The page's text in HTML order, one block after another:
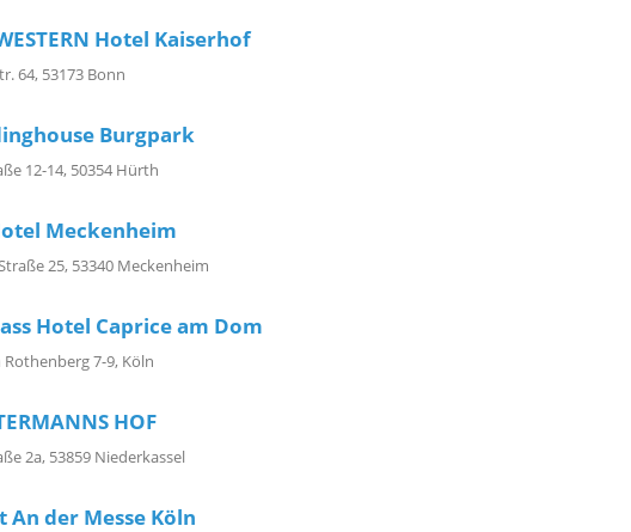
Hotel Kaiserhof
64, 53173 Bonn
Burgpark
12-14, 50354 Hürth
Meckenheim
25, 53340 Meckenheim
Hotel Caprice am Dom
7-9, Köln
HOF
2a, 53859 Niederkassel
An der Messe Köln